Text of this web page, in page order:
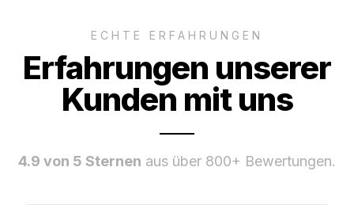
ECHTE ERFAHRUNGEN
Erfahrungen unserer
Kunden mit uns
4.9 von 5 Sternen aus über 800+ Bewertungen.